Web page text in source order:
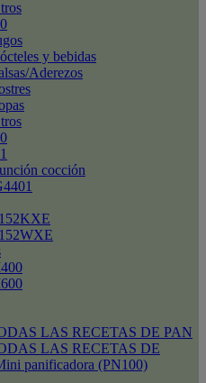
y bebidas
Aderezos
cocción
LAS RECETAS DE PAN
LAS RECETAS DE
panificadora (PN100)